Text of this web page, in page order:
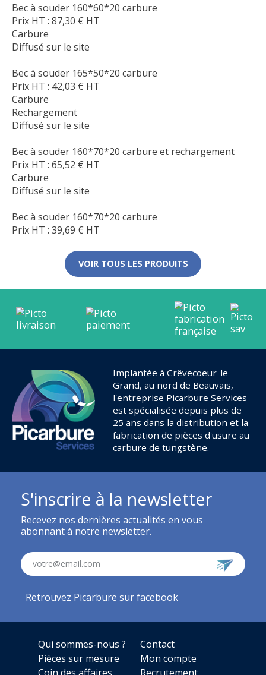
Bec à souder 160*60*20 carbure
Prix HT : 87,30 € HT
Carbure
Diffusé sur le site
Bec à souder 165*50*20 carbure
Prix HT : 42,03 € HT
Carbure
Rechargement
Diffusé sur le site
Bec à souder 160*70*20 carbure et rechargement
Prix HT : 65,52 € HT
Carbure
Diffusé sur le site
Bec à souder 160*70*20 carbure
Prix HT : 39,69 € HT
VOIR TOUS LES PRODUITS
Implantée à Crêvecoeur-le-
Grand, au nord de Beauvais,
l'entreprise Picarbure Services
est spécialisée depuis plus de
25 ans dans la distribution et la
fabrication de pièces d'usure au
carbure de tungstène.
Qui sommes-nous ?
Contact
Pièces sur mesure
Mon compte
S'inscrire à la newsletter
Recevez nos dernières actualités en vous
abonnant à notre newsletter.
votre@email.com
Retrouvez Picarbure sur facebook